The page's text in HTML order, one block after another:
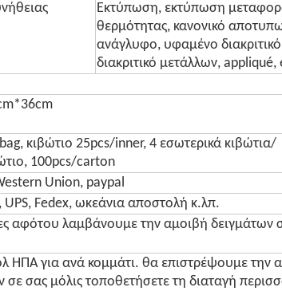
Εκτύπωση, εκτύπωση
θερμότητας, κανονικό
ανάγλυφο, υφαμένο
διακριτικό μετάλλων, appliqué,
κιβώτιο 25pcs/inner, 4 εσωτερικά κιβώτια/
100pcs/carton
Union, paypal
UPS, Fedex, ωκεάνια αποστολή κ.λπ.
αφότου λαμβάνουμε την αμοιβή δειγμάτων
ΗΠΑ για ανά κομμάτι. θα επιστρέψουμε την
σε σας μόλις τοποθετήσετε τη διαταγή